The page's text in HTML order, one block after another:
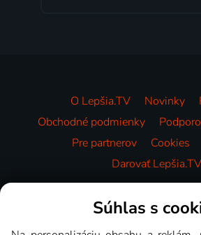
O Lepšia.TV Novinky
Obchodné podmienky
Pre partnerov
Cookies
Darovať Lepšia.TV
Videotéka
Súhlas s